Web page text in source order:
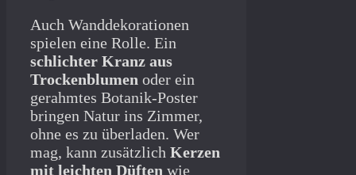
Auch Wanddekorationen
spielen eine Rolle. Ein
schlichter Kranz aus
Trockenblumen oder ein
gerahmtes Botanik-Poster
bringen Natur ins Zimmer,
ohne es zu überladen. Wer
mag, kann zusätzlich Kerzen
mit leichten Düften wie